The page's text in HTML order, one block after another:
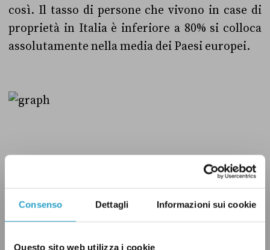
Consenso Dettagli Informazioni sui cookie
Questo sito web utilizza i cookie
così. Il tasso di persone che vivono in case di
proprietà in Italia è inferiore a 80% si colloca
assolutamente nella media dei Paesi europei.